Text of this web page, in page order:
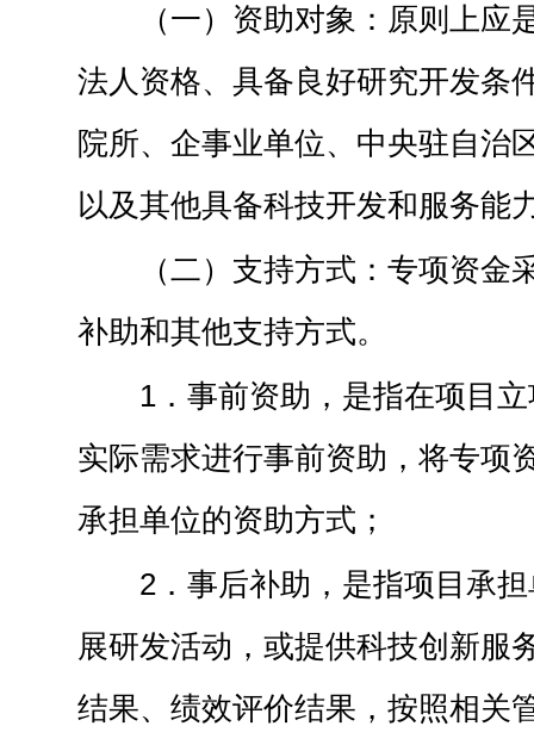
（一）资助对象：原则上应
法人资格、具备良好研究开发条
院所、企事业单位、中央驻自治
以及其他具备科技开发和服务能
（二）支持方式：专项资金
补助和其他支持方式。
1．事前资助，是指在项目
实际需求进行事前资助，将专项
承担单位的资助方式；
2．事后补助，是指项目承
展研发活动，或提供科技创新服
结果、绩效评价结果，按照相关